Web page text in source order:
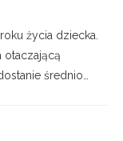
życia dziecka.
otaczającą
średnio…